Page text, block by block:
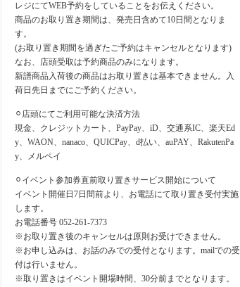
レジにてWEB予約をしていることをお伝えください。
商品のお取り置き期間は、発売日含めて10日間となりま
す。
(お取り置き期間を過ぎたご予約はキャンセルとなります)
なお、店頭受取は予約商品のみになります。
新譜商品入荷後の商品はお取り置きは基本できません。入
荷日先日までにご予約ください。
⚪︎店頭にてご利用可能な決済方法
現金、クレジットカート、PayPay、iD、交通系IC、楽天Ed
y、WAON、nanaco、QUICPay、d払い、auPAY、RakutenPa
y、メルペイ
⚪︎イベント参加券直前取り置きサービス開始について
イベント開催日7日間前より、お電話にて取り置き受付実施
します。
お電話番号 052-261-7373
※お取り置き後のキャンセルは原則お受けできません。
※お申し込みは、お話のみでの受付となります。mailでの受
付は行いません。
※取り置きはイベント開場時間、30分前までとなります。